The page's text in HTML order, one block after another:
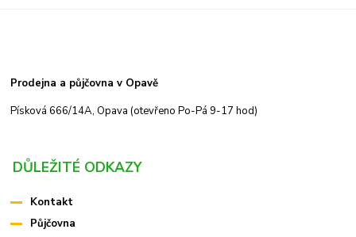
Prodejna a půjčovna v Opavě
Písková 666/14A, Opava (otevřeno Po-Pá 9-17 hod)
DŮLEŽITÉ ODKAZY
Kontakt
Půjčovna